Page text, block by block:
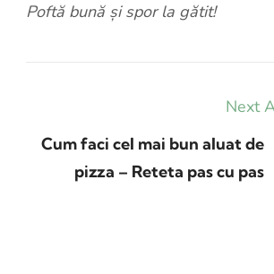
Poftă bună și spor la gătit!
Navigation
Next
Cum faci cel mai bun aluat de
pizza – Reteta pas cu pas